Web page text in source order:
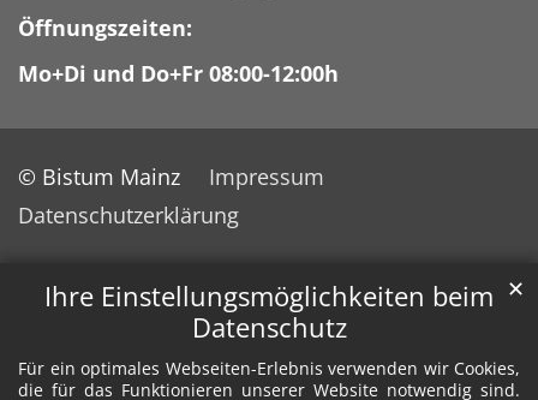
Ihre Einstellungsmöglichkeiten beim
Datenschutz
Für ein optimales Webseiten-Erlebnis verwenden wir Cookies,
die für das Funktionieren unserer Website notwendig sind.
✕
Öffnungszeiten:
Mo+Di und Do+Fr 08:00-12:00h
© Bistum Mainz
Impressum
Datenschutzerklärung